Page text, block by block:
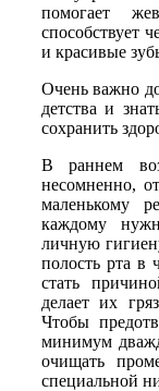
помогает
способствует
и красивые
Очень важно
детства и
сохранить
В раннем
несомненно,
маленькому
каждому
личную
полость рта в
стать
делает их
Чтобы
минимум
очищать
специальной